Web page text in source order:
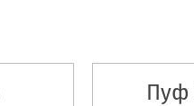
Пуф